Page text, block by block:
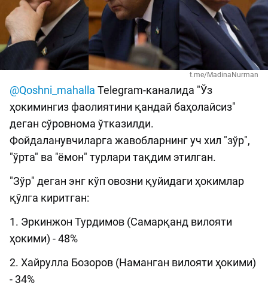
t.me/MadinaNurman
@Qoshni_mahalla Telegram-каналида "Ўз
ҳокимингиз фаолиятини қандай баҳолайсиз"
деган сўровнома ўтказилди.
Фойдаланувчиларга жавобларнинг уч хил "зўр",
"ўрта" ва "ёмон" турлари тақдим этилган.
"Зўр" деган энг кўп овозни қуйидаги ҳокимлар
қўлга киритган:
1. Эркинжон Турдимов (Самарқанд вилояти
ҳокими) - 48%
2. Хайрулла Бозоров (Наманган вилояти ҳокими)
- 34%